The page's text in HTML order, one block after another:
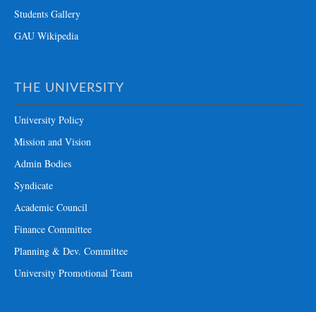
Students Gallery
GAU Wikipedia
THE UNIVERSITY
University Policy
Mission and Vision
Admin Bodies
Syndicate
Academic Council
Finance Committee
Planning & Dev. Committee
University Promotional Team